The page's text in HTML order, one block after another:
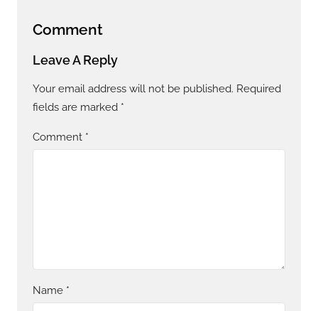
Comment
Leave A Reply
Your email address will not be published. Required
fields are marked *
Comment *
Name *